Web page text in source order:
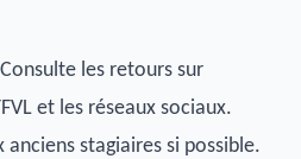
Consulte les retours sur
et les réseaux sociaux.
stagiaires si possible.